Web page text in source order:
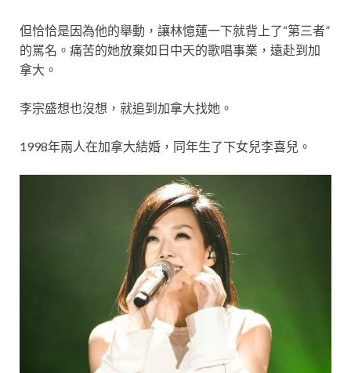
但恰恰是因為他的舉動，讓林憶蓮一下就背上了“第三者”
的駡名。痛苦的她放棄如日中天的歌唱事業，遠赴到加
拿大。
李宗盛想也沒想，就追到加拿大找她。
1998年兩人在加拿大結婚，同年生了下女兒李喜兒。